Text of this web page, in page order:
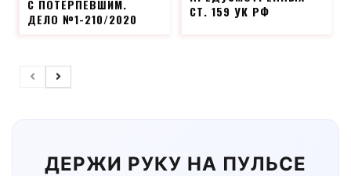
С ПОТЕРПЕВШИМ.
ДЕЛО №1-210/2020
СТ. 159 УК РФ
ДЕРЖИ РУКУ НА ПУЛЬСЕ